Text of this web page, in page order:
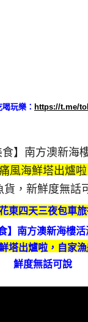
玩樂： https://t.me/
東四天三夜包車